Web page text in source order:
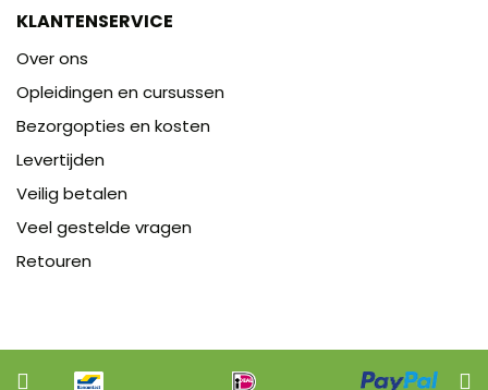
KLANTENSERVICE
Over ons
Opleidingen en cursussen
Bezorgopties en kosten
Levertijden
Veilig betalen
Veel gestelde vragen
Retouren